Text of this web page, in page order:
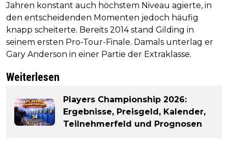
Jahren konstant auch höchstem Niveau agierte, in
den entscheidenden Momenten jedoch häufig
knapp scheiterte. Bereits 2014 stand Gilding in
seinem ersten Pro-Tour-Finale. Damals unterlag er
Gary Anderson in einer Partie der Extraklasse.
Weiterlesen
Players Championship 2026:
Ergebnisse, Preisgeld, Kalender,
Teilnehmerfeld und Prognosen